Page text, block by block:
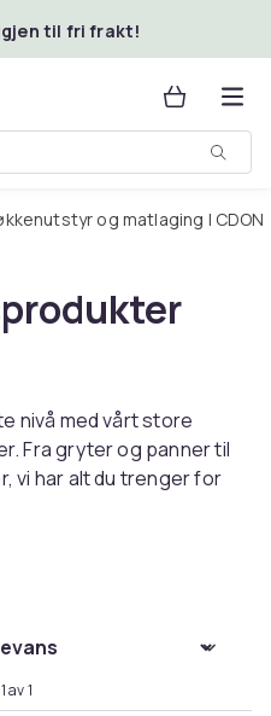
til fri frakt!
og matlaging | CDON
nivå med vårt store
Fra gryter og panner til
vi har alt du trenger for
av 1